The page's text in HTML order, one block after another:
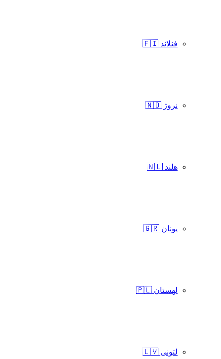
فنلاند 🇫🇮
نروژ 🇳🇴
هلند 🇳🇱
یونان 🇬🇷
لهستان 🇵🇱
لتونی 🇱🇻